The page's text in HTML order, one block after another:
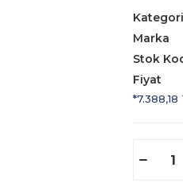
Kategori
Marka
Stok
Fiyat